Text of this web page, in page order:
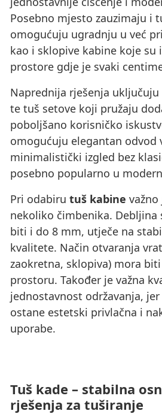
Posebno mjesto zauzimaju i
omogućuju ugradnju u već
kao i sklopive kabine koje su
prostore gdje je svaki
Naprednija rješenja uključuju
te tuš setove koji pružaju
poboljšano korisničko
omogućuju elegantan odvod
minimalistički izgled bez
posebno popularno u
Pri odabiru tuš kabine
nekoliko čimbenika. Debljina
biti i do 8 mm, utječe na
kvalitete. Način otvaranja
zaokretna, sklopiva) mora
prostoru. Također je važna
jednostavnost održavanja,
ostane estetski privlačna i
uporabe.
Tuš kade – stabilna
rješenja za tuširanje